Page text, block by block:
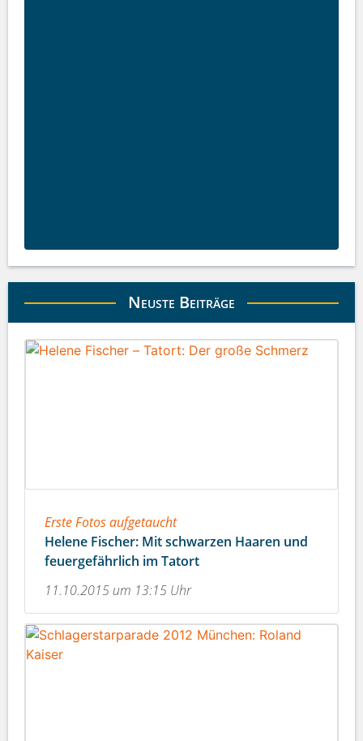
Neuste Beiträge
Erste Fotos aufgetaucht
Helene Fischer: Mit schwarzen Haaren und
feuergefährlich im Tatort
11.10.2015 um 13:15 Uhr